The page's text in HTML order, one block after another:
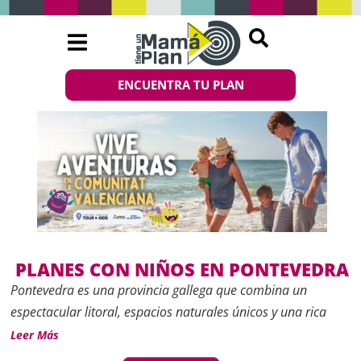
ENCUENTRA TU PLAN
PLANES CON NIÑOS EN PONTEVEDRA
Pontevedra es una provincia gallega que combina un
espectacular litoral, espacios naturales únicos y una rica
oferta cultural, lo que la convierte en un destino perfecto
para disfrutar en familia. Desde playas tranquilas y rutas al
Leer Más